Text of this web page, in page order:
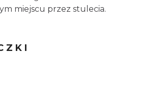
miejscu przez stulecia.